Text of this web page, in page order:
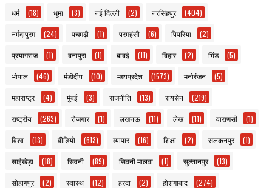
धर्म (18) धूमा (3) नई दिल्ली (2) नरसिंहपुर (404)
नर्मदापुरम (24) पचमढ़ी (1) परमहंसी (6) पिपरिया (2)
प्रयागराज (1) बनापुरा (1) बाबई (11) बिहार (2) भिंड (5)
भोपाल (46) मंडीदीप (10) मध्यप्रदेश (1573) मनोरंजन (5)
महाराष्ट्र (4) मुंबई (3) राजनीति (13) रायसेन (219)
राष्ट्रीय (263) रोजगार (1) लखनऊ (11) लेख (11) वाराणसी (1)
विश्व (13) वीडियो (613) व्यापार (16) शिक्षा (2) सलकनपुर (1)
साईंखेड़ा (18) सिवनी (89) सिवनी मालवा (1) सुल्तानपुर (13)
सोहागपुर (2) स्वास्थ (12) हरदा (2) होशंगाबाद (274)